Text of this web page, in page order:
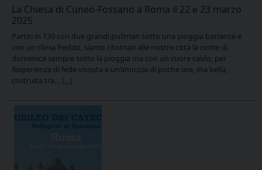
La Chiesa di Cuneo-Fossano a Roma il 22 e 23 marzo
2025
Partiti in 130 con due grandi pullman sotto una pioggia battente e
con un clima freddo, siamo ritornati alle nostre città la notte di
domenica sempre sotto la pioggia ma con un cuore caldo, per
l’esperienza di fede vissuta e un’amicizia di poche ore, ma bella,
costruita tra… [...]